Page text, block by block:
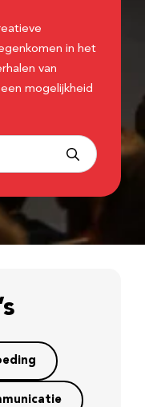
in het
van
mogelijkheid